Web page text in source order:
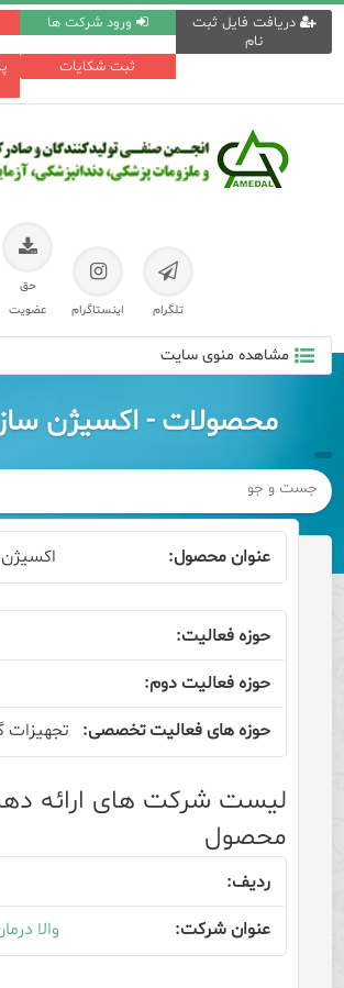
ورود شرکت ها
دریافت فایل ثبت
نام
ثبت شکایات
تلگرام اینستاگرام
حق
عضویت
مشاهده منوی سایت
محصولات - اکسیژن ساز
اکسیژن
تجهیزات
لیست شرکت های ارائه
محصول
والا